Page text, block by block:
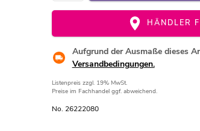
HÄNDLER
Aufgrund der Ausmaße dieses
Versandbedingungen.
Listenpreis zzgl. 19% MwSt.
Preise im Fachhandel ggf. abweichend.
No. 26222080